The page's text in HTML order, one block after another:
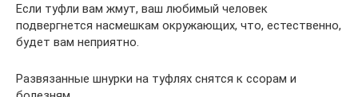
Если туфли вам жмут, ваш любимый человек
подвергнется насмешкам окружающих, что, естественно,
будет вам неприятно.
Развязанные шнурки на туфлях снятся к ссорам и